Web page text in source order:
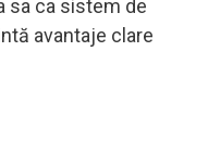
sa ca sistem de
avantaje clare